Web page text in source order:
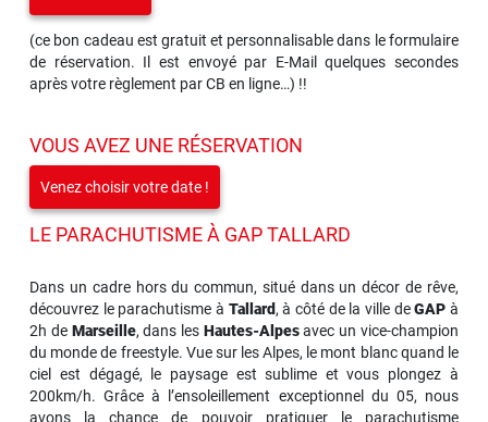
(ce bon cadeau est gratuit et personnalisable dans le formulaire
de réservation. Il est envoyé par E-Mail quelques secondes
après votre règlement par CB en ligne…) !!
VOUS AVEZ UNE RÉSERVATION
Venez choisir votre date !
LE PARACHUTISME À GAP TALLARD
Dans un cadre hors du commun, situé dans un décor de rêve,
découvrez le parachutisme à Tallard, à côté de la ville deGAP à
2h de Marseille, dans les Hautes-Alpesavec un vice-champion
du monde de freestyle. Vue sur les Alpes, le mont blanc quand le
ciel est dégagé, le paysage est sublime et vous plongez à
200km/h. Grâce à l’ensoleillement exceptionnel du 05, nous
avons la chance de pouvoir pratiquer le parachutisme